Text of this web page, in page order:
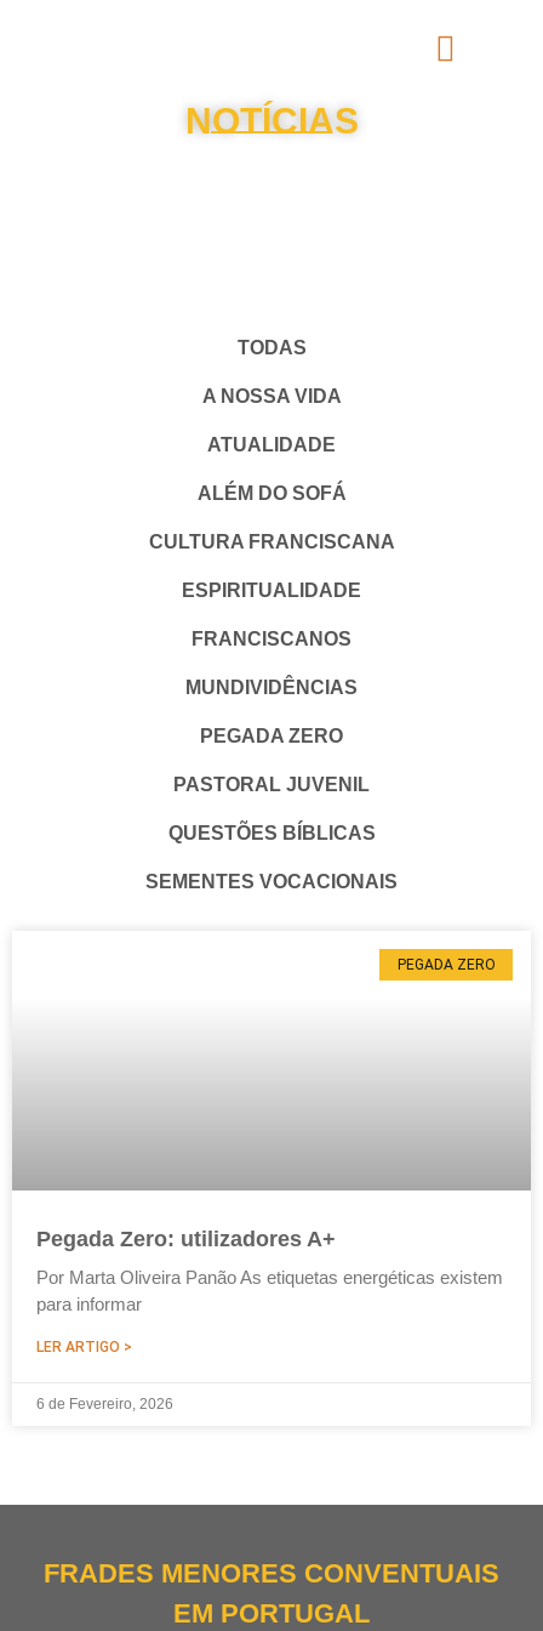
NOTÍCIAS
TODAS
A NOSSA VIDA
ATUALIDADE
ALÉM DO SOFÁ
CULTURA FRANCISCANA
ESPIRITUALIDADE
FRANCISCANOS
MUNDIVIDÊNCIAS
PEGADA ZERO
PASTORAL JUVENIL
QUESTÕES BÍBLICAS
SEMENTES VOCACIONAIS
PEGADA ZERO
Pegada Zero: utilizadores A+
Por Marta Oliveira Panão As etiquetas energéticas existem
para informar
LER ARTIGO >
6 de Fevereiro, 2026
FRADES MENORES CONVENTUAIS
EM PORTUGAL